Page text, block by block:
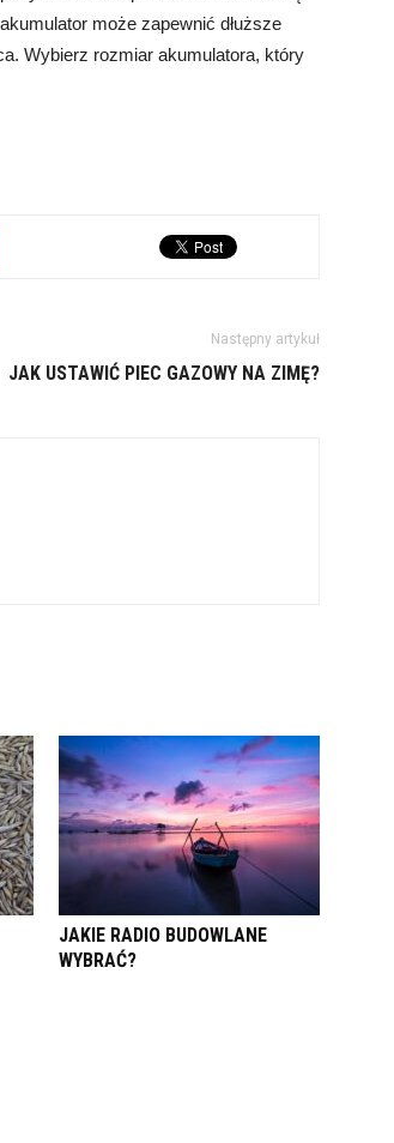
może zapewnić dłuższe
Wybierz rozmiar akumulatora, który
Następny artykuł
JAK USTAWIĆ PIEC GAZOWY NA ZIMĘ?
JAKIE RADIO BUDOWLANE
WYBRAĆ?